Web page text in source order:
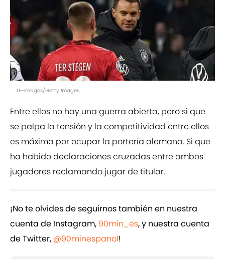
TF-Images/Getty Images
Entre ellos no hay una guerra abierta, pero si que
se palpa la tensión y la competitividad entre ellos
es máxima por ocupar la portería alemana. Si que
ha habido declaraciones cruzadas entre ambos
jugadores reclamando jugar de titular.
¡No te olvides de seguirnos también en nuestra
cuenta de Instagram, 90min_es, y nuestra cuenta
de Twitter, @90minespanol!